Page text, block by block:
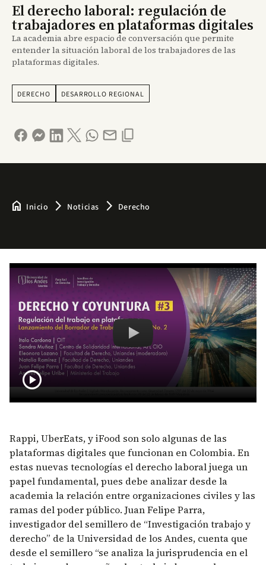
El derecho laboral: regulación de
trabajadores en plataformas digitales
La academia abre espacio de conversación que permite
entender la situación laboral de los trabajadores de las
plataformas digitales.
DERECHO DESARROLLO REGIONAL
home Inicio arrow_forward_ios Noticias arrow_forward_ios Derecho
Remote video URL
Derecho y Coyuntura N° 3:
play_circle
Rappi, UberEats, y iFood son solo algunas de las
plataformas digitales que funcionan en Colombia. En
estas nuevas tecnologías el derecho laboral juega un
papel fundamental, pues debe analizar desde la
academia la relación entre organizaciones civiles y las
ramas del poder público. Juan Felipe Parra,
investigador del semillero de “Investigación trabajo y
derecho” de la Universidad de los Andes, cuenta que
desde el semillero “se analiza la jurisprudencia en el